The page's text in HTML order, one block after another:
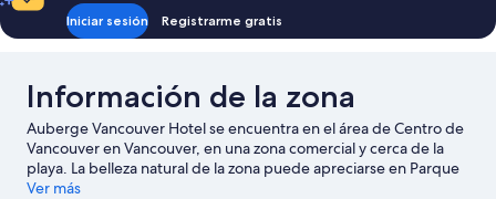
Iniciar sesión Registrarme gratis
Información de la zona
Auberge Vancouver Hotel se encuentra en el área de Centro de
Vancouver en Vancouver, en una zona comercial y cerca de la
playa. La belleza natural de la zona puede apreciarse en Parque
Stanley y Playa de la Bahía Inglesa, mientras que Teatro Queen
Ver más